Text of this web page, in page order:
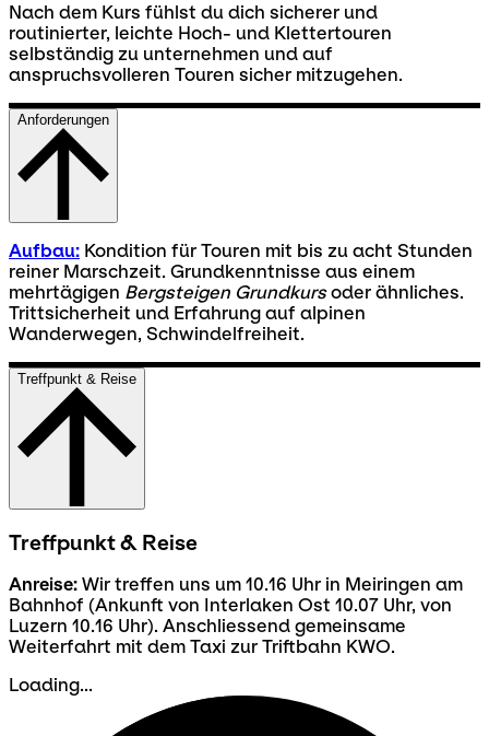
Nach dem Kurs fühlst du dich sicherer und
routinierter, leichte Hoch- und Klettertouren
selbständig zu unternehmen und auf
anspruchsvolleren Touren sicher mitzugehen.
Anforderungen
Aufbau: Kondition für Touren mit bis zu acht Stunden
reiner Marschzeit. Grundkenntnisse aus einem
mehrtägigen Bergsteigen Grundkursoder ähnliches.
Trittsicherheit und Erfahrung auf alpinen
Wanderwegen, Schwindelfreiheit.
Treffpunkt & Reise
Treffpunkt & Reise
Anreise: Wir treffen uns um 10.16 Uhr in Meiringen am
Bahnhof (Ankunft von Interlaken Ost 10.07 Uhr, von
Luzern 10.16 Uhr). Anschliessend gemeinsame
Weiterfahrt mit dem Taxi zur Triftbahn KWO.
Loading...